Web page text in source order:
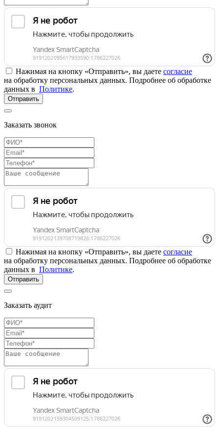
Нажимая на кнопку «Отправить», вы даете согласие
на обработку персональных данных. Подробнее об обработке
данных в Политике.
Отправить
Заказать звонок
Нажимая на кнопку «Отправить», вы даете согласие
на обработку персональных данных. Подробнее об обработке
данных в Политике.
Отправить
Заказать аудит